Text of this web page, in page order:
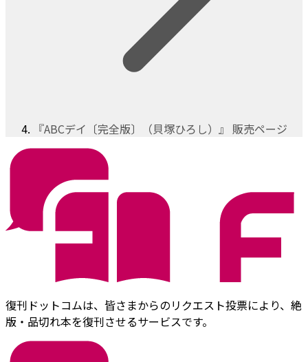
『ABCデイ〔完全版〕（貝塚ひろし）』 販売ページ
復刊ドットコムは、皆さまからのリクエスト投票により、絶
版・品切れ本を復刊させるサービスです。